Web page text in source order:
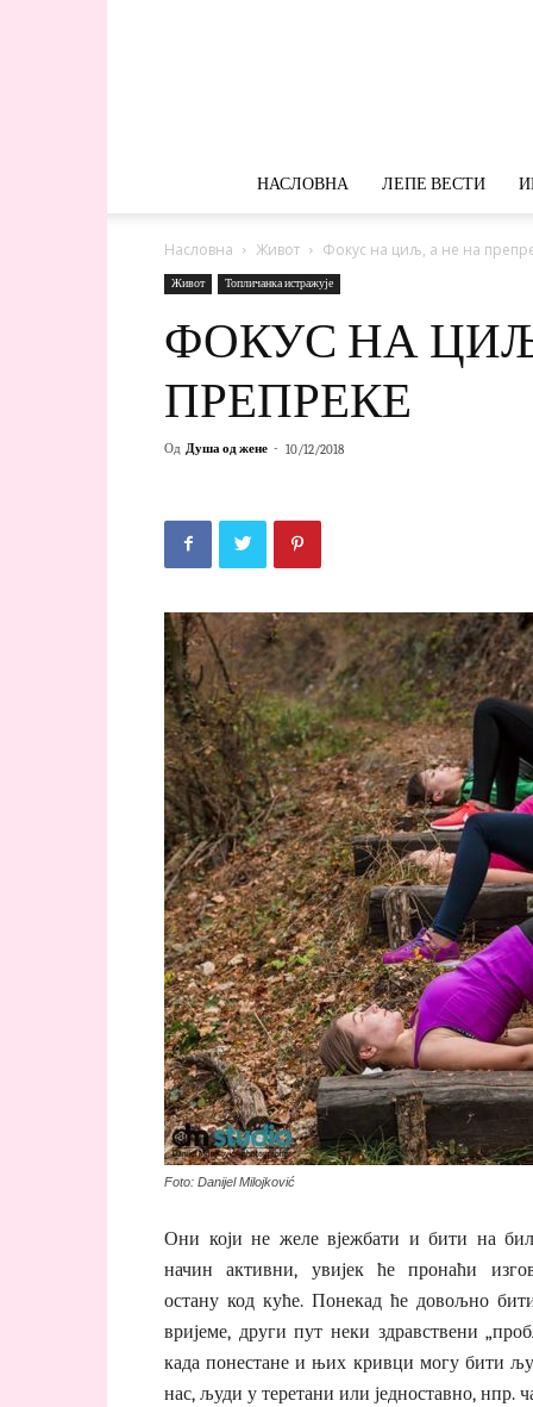
НАСЛОВНА ЛЕПЕ ВЕСТИ
Насловна Живот Фокус на циљ, а не на
Живот Топличанка истражује
ФОКУС НА
ПРЕПРЕКЕ
Од Душа од жене - 10/12/2018
Foto: Danijel Milojković
Они који не желе вјежбати и бити на
начин активни, увијек ће пронаћи
остану код куће. Понекад ће довољно
вријеме, други пут неки здравствени
када понестане и њих кривци могу бити
нас, људи у теретани или једноставно, нпр.